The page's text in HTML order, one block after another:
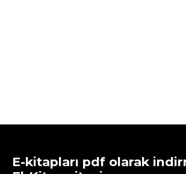
E-kitapları pdf olarak